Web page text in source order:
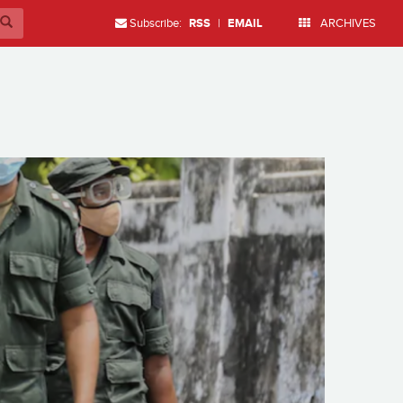
Subscribe: RSS | EMAIL ARCHIVES